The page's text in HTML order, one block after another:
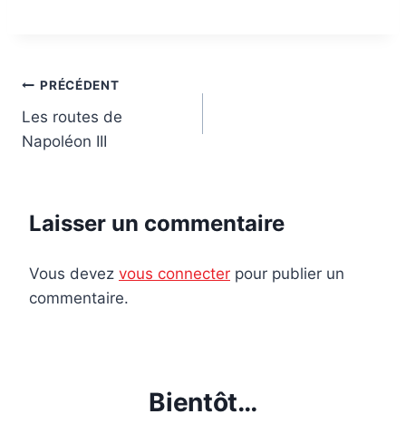
Navigation
de
PRÉCÉDENT
Les routes de
Napoléon III
Laisser un commentaire
Vous devez vous connecter pour publier un
commentaire.
Bientôt…